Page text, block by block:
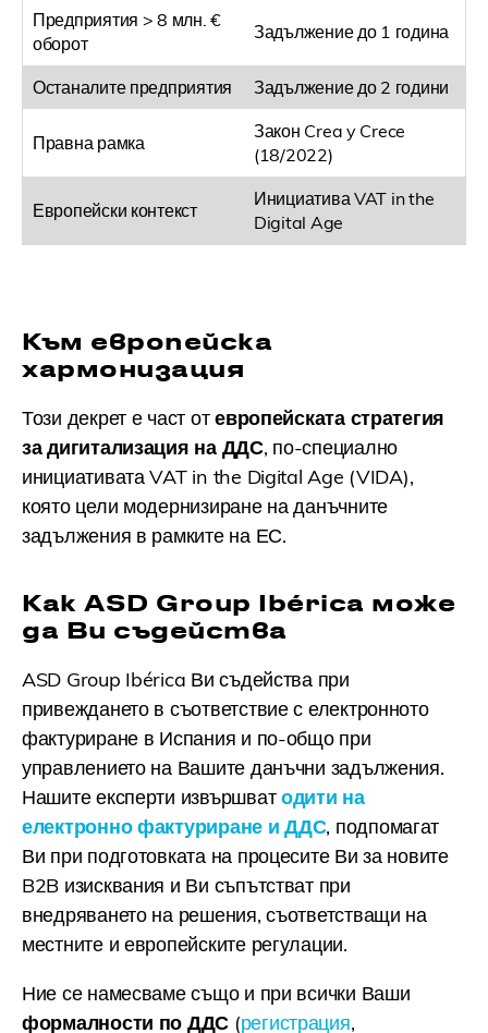
Предприятия > 8 млн. €
оборот
Задължение до 1 година
Останалите предприятия Задължение до 2 години
Правна рамка
Закон Crea y Crece
(18/2022)
Европейски контекст
Инициатива VAT in the
Digital Age
Към европейска
хармонизация
Този декрет е част отевропейската стратегия
за дигитализация на ДДС, по-специално
инициативата VAT in the Digital Age (VIDA),
която цели модернизиране на данъчните
задължения в рамките на ЕС.
Как ASD Group Ibérica може
да Ви съдейства
ASD Group Ibérica Ви съдейства при
привеждането в съответствие с електронното
фактуриране в Испания и по-общо при
управлението на Вашите данъчни задължения.
Нашите експерти извършватодити на
електронно фактуриране и ДДС, подпомагат
Ви при подготовката на процесите Ви за новите
B2B изисквания и Ви съпътстват при
внедряването на решения, съответстващи на
местните и европейските регулации.
Ние се намесваме също и при всички Ваши
формалности по ДДС (регистрация,